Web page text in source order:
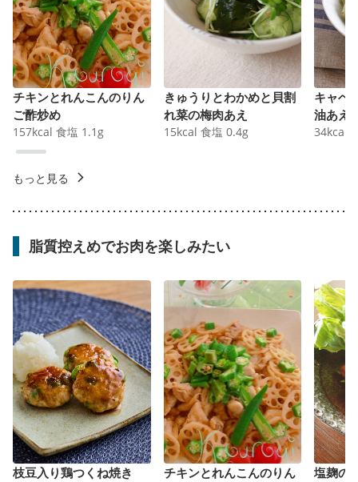
チキンとれんこんのりん
ご酢炒め
157kcal 食塩 1.1 g
きゅうりとわかめと貝割
れ菜の梅肉あえ
15kcal 食塩 0.4g
キャベ
油あえ
34kcal
もっと見る
脂質控えめでお肉を楽しみたい
枝豆入り鶏つくね焼き
チキンとれんこんのりん
塩麹の